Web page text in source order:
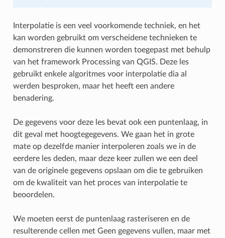
Interpolatie is een veel voorkomende techniek, en het
kan worden gebruikt om verscheidene technieken te
demonstreren die kunnen worden toegepast met behulp
van het framework Processing van QGIS. Deze les
gebruikt enkele algoritmes voor interpolatie dia al
werden besproken, maar het heeft een andere
benadering.
De gegevens voor deze les bevat ook een puntenlaag, in
dit geval met hoogtegegevens. We gaan het in grote
mate op dezelfde manier interpoleren zoals we in de
eerdere les deden, maar deze keer zullen we een deel
van de originele gegevens opslaan om die te gebruiken
om de kwaliteit van het proces van interpolatie te
beoordelen.
We moeten eerst de puntenlaag rasteriseren en de
resulterende cellen met Geen gegevens vullen, maar met